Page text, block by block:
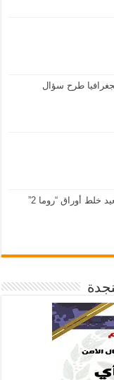
طرح سؤال
خلط أوراق “روما 2”